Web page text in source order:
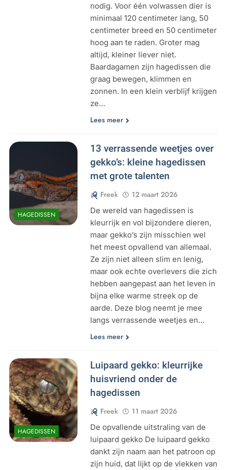
nodig. Voor één volwassen dier is
minimaal 120 centimeter lang, 50
centimeter breed en 50 centimeter
hoog aan te raden. Groter mag
altijd, kleiner liever niet.
Baardagamen zijn hagedissen die
graag bewegen, klimmen en
zonnen. In een klein verblijf krijgen
ze…
Lees meer
HAGEDISSEN
13 verrassende weetjes over
gekko’s: kleine hagedissen
met grote talenten
Freek 12 maart 2026
De wereld van hagedissen is
kleurrijk en vol bijzondere dieren,
maar gekko’s zijn misschien wel
het meest opvallend van allemaal.
Ze zijn niet alleen slim en lenig,
maar ook echte overlevers die zich
hebben aangepast aan het leven in
bijna elke warme streek op de
aarde. Deze blog neemt je mee
langs verrassende weetjes en…
Lees meer
HAGEDISSEN
Luipaard gekko: kleurrijke
huisvriend onder de
hagedissen
Freek 11 maart 2026
De opvallende uitstraling van de
luipaard gekko De luipaard gekko
dankt zijn naam aan het patroon op
zijn huid, dat lijkt op de vlekken van